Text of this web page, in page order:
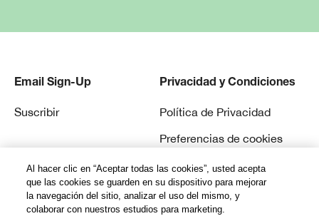
Email Sign-Up
Suscribir
Privacidad y Condiciones
Política de Privacidad
Preferencias de cookies
Términos y Condiciones
Al hacer clic en “Aceptar todas las cookies”, usted acepta
que las cookies se guarden en su dispositivo para mejorar
la navegación del sitio, analizar el uso del mismo, y
colaborar con nuestros estudios para marketing.